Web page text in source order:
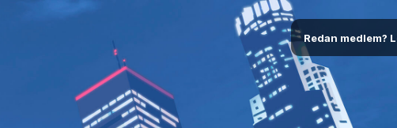
Redan medlem?